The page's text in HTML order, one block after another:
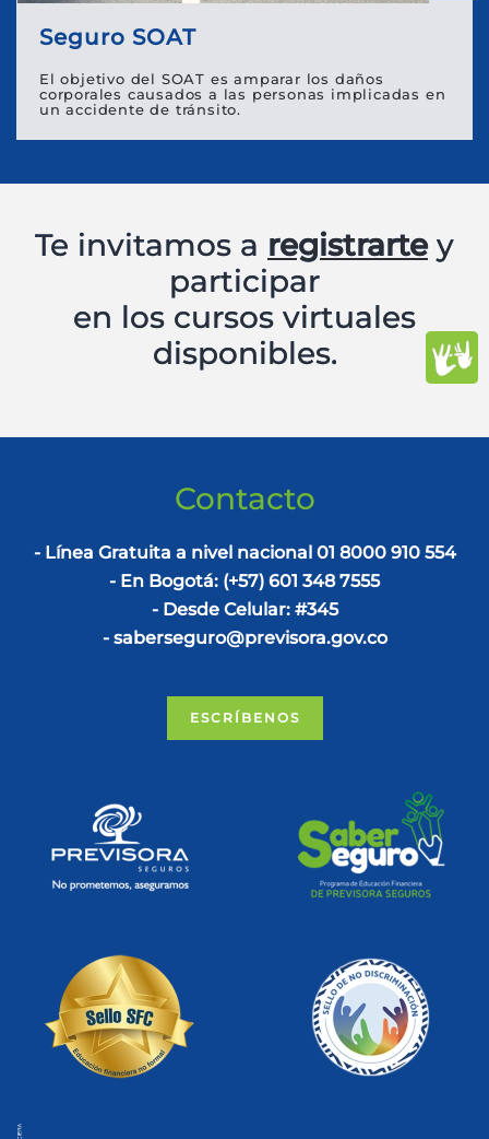
Seguro SOAT
El objetivo del SOAT es amparar los daños
corporales causados a las personas implicadas en
un accidente de tránsito.
Te invitamos a registrartey
participar
en los cursos virtuales
disponibles.
Contacto
- Línea Gratuita a nivel nacional 01 8000 910 554
- En Bogotá: (+57) 601 348 7555
- Desde Celular: #345
- saberseguro@previsora.gov.co
ESCRÍBENOS